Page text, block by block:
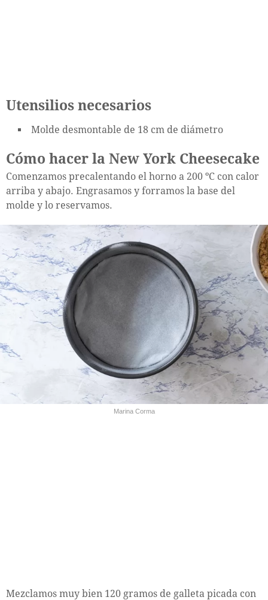
Utensilios necesarios
Molde desmontable de 18 cm de diámetro
Cómo hacer la New York Cheesecake
Comenzamos precalentando el horno a 200 ºC con calor
arriba y abajo. Engrasamos y forramos la base del
molde y lo reservamos.
Marina Corma
Mezclamos muy bien 120 gramos de galleta picada con